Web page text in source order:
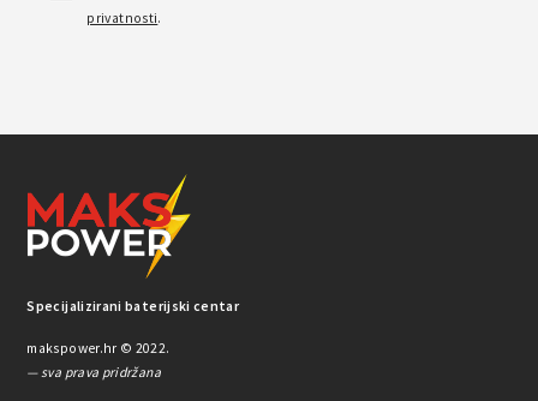
privatnosti.
Specijalizirani baterijski centar
makspower.hr © 2022.
— sva prava pridržana